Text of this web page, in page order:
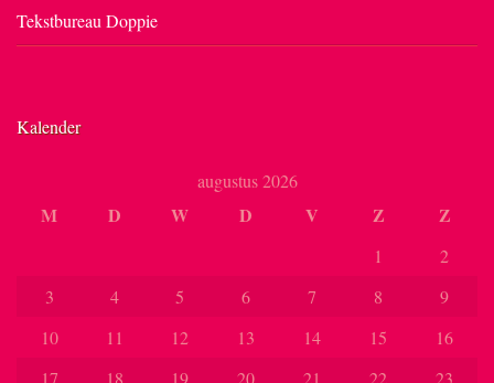
Tekstbureau Doppie
Kalender
augustus 2026
M D W D V Z Z
1
2
3
4 5 6 7 8
9
10
11 12 13 14 15
16
17
18 19 20 21 22 23